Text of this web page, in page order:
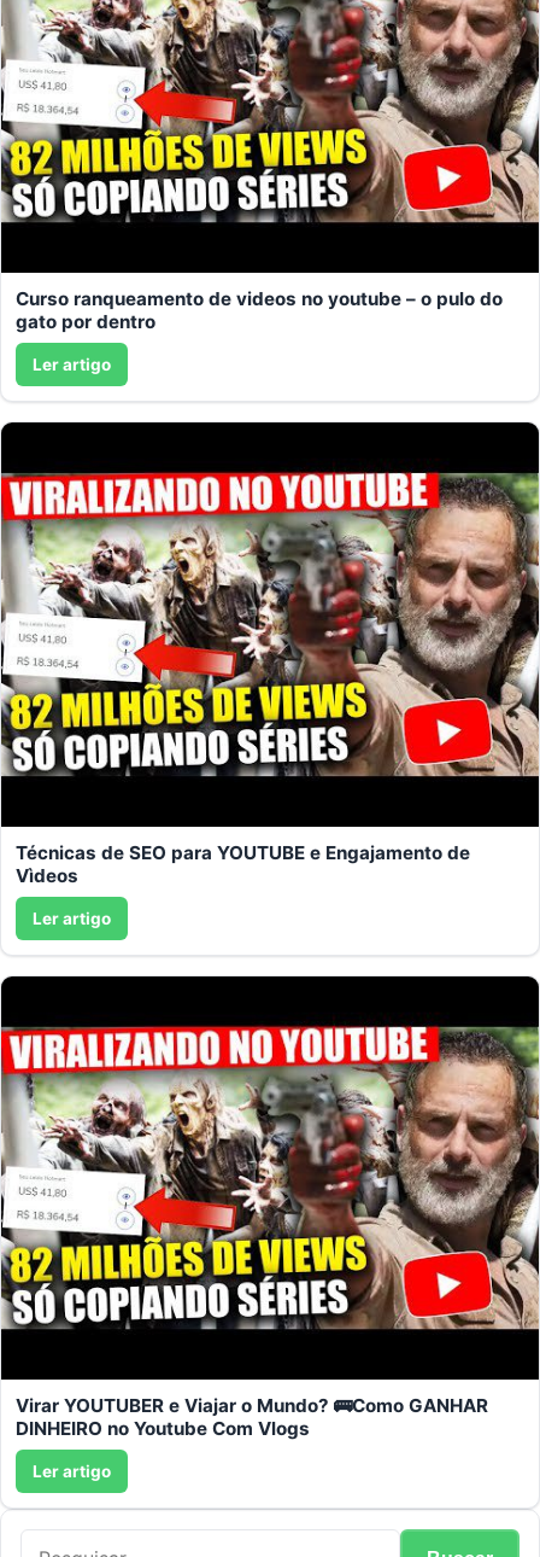
Curso ranqueamento de videos no youtube – o pulo do
gato por dentro
Ler artigo
Técnicas de SEO para YOUTUBE e Engajamento de
Vìdeos
Ler artigo
Virar YOUTUBER e Viajar o Mundo? 🚌Como GANHAR
DINHEIRO no Youtube Com Vlogs
Ler artigo